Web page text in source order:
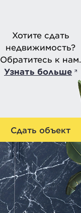
Хотите сдать
недвижимость?
Обратитесь к нам.
Узнать больше
Сдать объект